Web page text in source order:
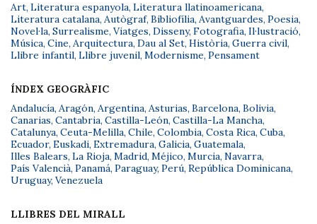
Art, Literatura espanyola, Literatura llatinoamericana,
Literatura catalana, Autògraf, Bibliofília, Avantguardes, Poesia,
Novel·la, Surrealisme, Viatges, Disseny, Fotografia, Il·lustració,
Música, Cine, Arquitectura, Dau al Set, Història, Guerra civil,
Llibre infantil, Llibre juvenil, Modernisme, Pensament
ÍNDEX GEOGRÀFIC
Andalucía, Aragón, Argentina, Asturias, Barcelona, Bolivia,
Canarias, Cantabria, Castilla-León, Castilla-La Mancha,
Catalunya, Ceuta-Melilla, Chile, Colombia, Costa Rica, Cuba,
Ecuador, Euskadi, Extremadura, Galicia, Guatemala,
Illes Balears, La Rioja, Madrid, Méjico, Murcia, Navarra,
País Valencià, Panamá, Paraguay, Perú, República Dominicana,
Uruguay, Venezuela
LLIBRES DEL MIRALL